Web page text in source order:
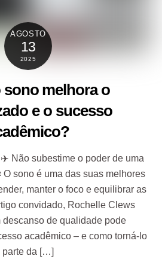
AGOSTO
13
2025
sono melhora o
e o sucesso
Não subestime o poder de uma
O sono é uma das suas melhores
manter o foco e equilibrar as
convidado, Rochelle Clews
descanso de qualidade pode
acadêmico – e como torná-lo
parte da […]